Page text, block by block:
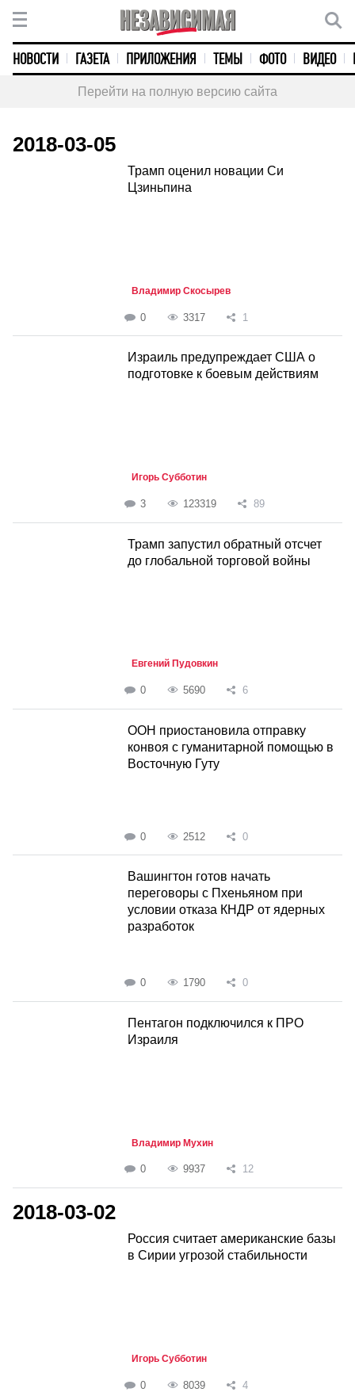
НОВОСТИ ГАЗЕТА ПРИЛОЖЕНИЯ ТЕМЫ ФОТО ВИДЕО
Перейти на полную версию сайта
2018-03-05
Трамп оценил новации Си
Цзиньпина
Владимир Скосырев
0 3317 1
Израиль предупреждает США о
подготовке к боевым действиям
Игорь Субботин
3 123319 89
Трамп запустил обратный отсчет
до глобальной торговой войны
Евгений Пудовкин
0 5690 6
ООН приостановила отправку
конвоя с гуманитарной помощью в
Восточную Гуту
0 2512 0
Вашингтон готов начать
переговоры с Пхеньяном при
условии отказа КНДР от ядерных
разработок
0 1790 0
Пентагон подключился к ПРО
Израиля
Владимир Мухин
0 9937 12
2018-03-02
Россия считает американские базы
в Сирии угрозой стабильности
Игорь Субботин
0 8039 4